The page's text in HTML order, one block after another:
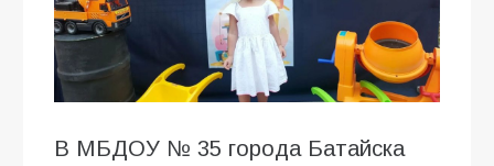
В МБДОУ № 35 города Батайска